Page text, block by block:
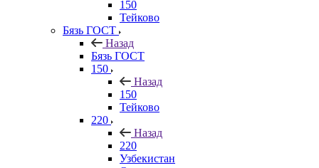
150
Тейково
Бязь ГОСТ
Назад
Бязь ГОСТ
150
Назад
150
Тейково
220
Назад
220
Узбекистан